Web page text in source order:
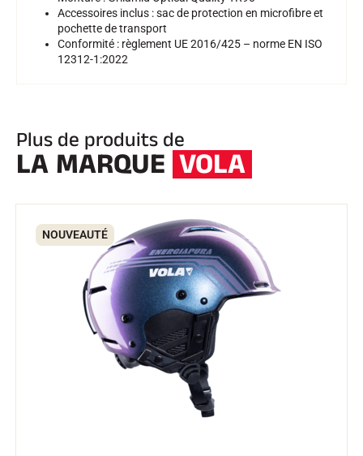
Accessoires inclus : sac de protection en microfibre et
pochette de transport
Conformité : règlement UE 2016/425 – norme EN ISO
12312-1:2022
Plus de produits de
LA MARQUE VOLA
NOUVEAUTÉ